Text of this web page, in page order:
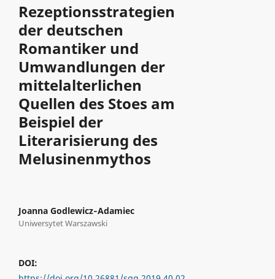
Rezeptionsstrategien
der deutschen
Romantiker und
Umwandlungen der
mittelalterlichen
Quellen des Stoes am
Beispiel der
Literarisierung des
Melusinenmythos
Joanna Godlewicz‑Adamiec
Uniwersytet Warszawski
DOI: